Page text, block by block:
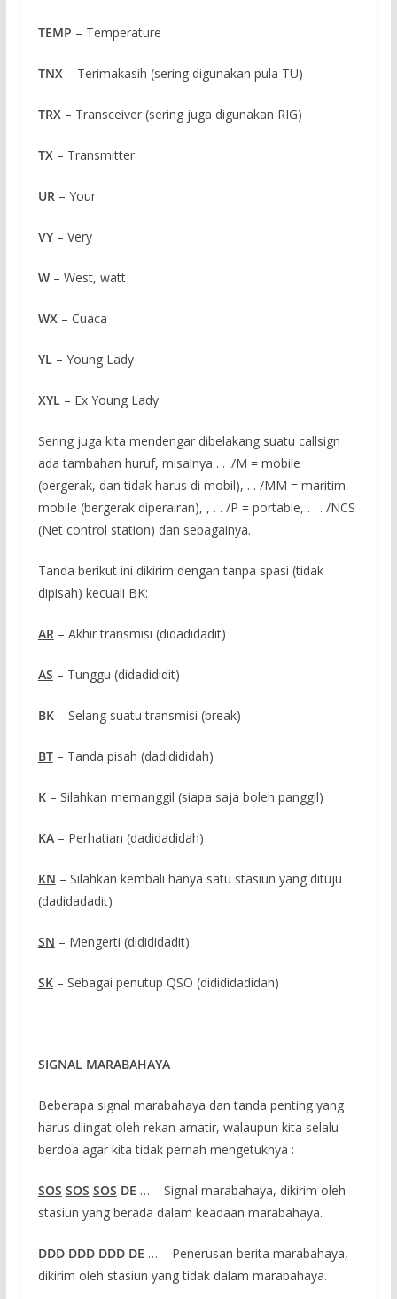
TEMP – Temperature
TNX – Terimakasih (sering digunakan pula TU)
TRX – Transceiver (sering juga digunakan RIG)
TX – Transmitter
UR – Your
VY – Very
W – West, watt
WX – Cuaca
YL – Young Lady
XYL – Ex Young Lady
Sering juga kita mendengar dibelakang suatu callsign
ada tambahan huruf, misalnya . . ./M = mobile
(bergerak, dan tidak harus di mobil), . . /MM = maritim
mobile (bergerak diperairan), , . . /P = portable, . . . /NCS
(Net control station) dan sebagainya.
Tanda berikut ini dikirim dengan tanpa spasi (tidak
dipisah) kecuali BK:
AR – Akhir transmisi (didadidadit)
AS – Tunggu (didadididit)
BK – Selang suatu transmisi (break)
BT– Tanda pisah (dadidididah)
K – Silahkan memanggil (siapa saja boleh panggil)
KA– Perhatian (dadidadidah)
KN – Silahkan kembali hanya satu stasiun yang dituju
(dadidadadit)
SN – Mengerti (didididadit)
SK – Sebagai penutup QSO (didididadidah)
SIGNAL MARABAHAYA
Beberapa signal marabahaya dan tanda penting yang
harus diingat oleh rekan amatir, walaupun kita selalu
berdoa agar kita tidak pernah mengetuknya :
SOS SOS SOS DE … – Signal marabahaya, dikirim oleh
stasiun yang berada dalam keadaan marabahaya.
DDD DDD DDD DE … – Penerusan berita marabahaya,
dikirim oleh stasiun yang tidak dalam marabahaya.